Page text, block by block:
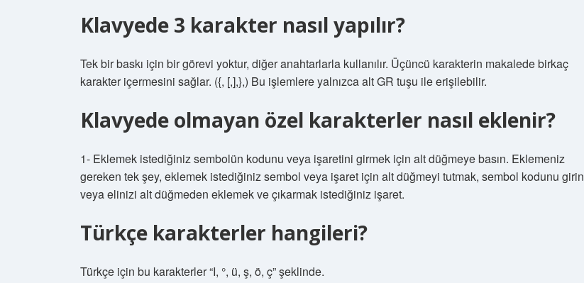
Klavyede 3 karakter nasıl yapılır?
Tek bir baskı için bir görevi yoktur, diğer anahtarlarla kullanılır. Üçüncü karakterin makalede birkaç
karakter içermesini sağlar. ({, [,],},) Bu işlemlere yalnızca alt GR tuşu ile erişilebilir.
Klavyede olmayan özel karakterler nasıl eklenir?
1- Eklemek istediğiniz sembolün kodunu veya işaretini girmek için alt düğmeye basın. Eklemeniz
gereken tek şey, eklemek istediğiniz sembol veya işaret için alt düğmeyi tutmak, sembol kodunu girin
veya elinizi alt düğmeden eklemek ve çıkarmak istediğiniz işaret.
Türkçe karakterler hangileri?
Türkçe için bu karakterler “I, °, ü, ş, ö, ç” şeklinde.